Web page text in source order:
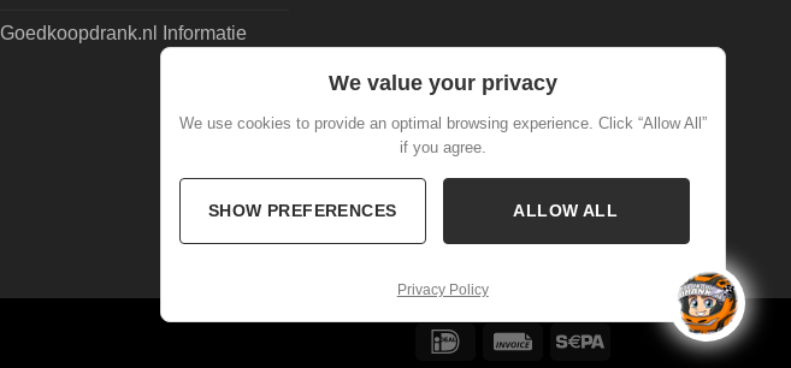
Goedkoopdrank.nl Informatie
IDeal Invoice
We value your privacy
We use cookies to provide an optimal browsing experience. Click “Allow All”
if you agree.
SHOW PREFERENCES ALLOW ALL
Privacy Policy